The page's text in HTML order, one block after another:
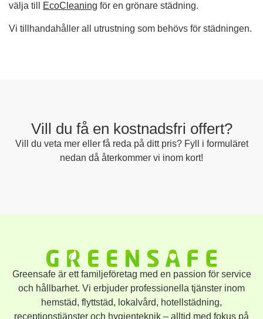
välja till
EcoCleaning för en grönare städning.
Vi tillhandahåller all utrustning som behövs för städningen.
Vill du få en kostnadsfri offert?
Vill du veta mer eller få reda på ditt pris? Fyll i formuläret
nedan då återkommer vi inom kort!
Greensafe är ett familjeföretag med en passion för service
och hållbarhet. Vi erbjuder professionella tjänster inom
hemstäd, flyttstäd, lokalvård, hotellstädning,
receptionstjänster och hygienteknik – alltid med fokus på